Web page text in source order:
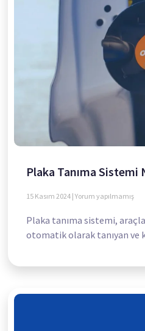
Plaka Tanıma Sistemi
15 Kasım 2024 Yorum yapılmamış
Plaka tanıma sistemi,
otomatik olarak tanıyan ve